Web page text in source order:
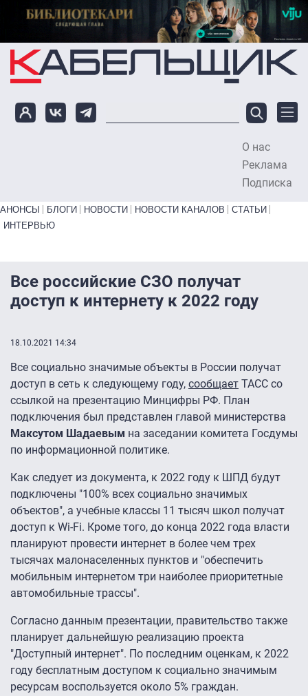
Перейти к основному содержанию
О нас
Реклама
Подписка
Primary links bottom
АНОНСЫ БЛОГИ НОВОСТИ НОВОСТИ КАНАЛОВ
СТАТЬИ
ИНТЕРВЬЮ
Все российские СЗО получат
доступ к интернету к 2022 году
18.10.2021 14:34
Все социально значимые объекты в России получат
доступ в сеть к следующему году, сообщает ТАСС со
ссылкой на презентацию Минцифры РФ. План
подключения был представлен главой министерства
Максутом Шадаевым на заседании комитета Госдумы
по информационной политике.
Как следует из документа, к 2022 году к ШПД будут
подключены "100% всех социально значимых
объектов", а учебные классы 11 тысяч школ получат
доступ к Wi-Fi. Кроме того, до конца 2022 года власти
планируют провести интернет в более чем трех
тысячах малонаселенных пунктов и "обеспечить
мобильным интернетом три наиболее приоритетные
автомобильные трассы".
Согласно данным презентации, правительство также
планирует дальнейшую реализацию проекта
"Доступный интернет". По последним оценкам, к 2022
году бесплатным доступом к социально значимым
ресурсам воспользуется около 5% граждан.